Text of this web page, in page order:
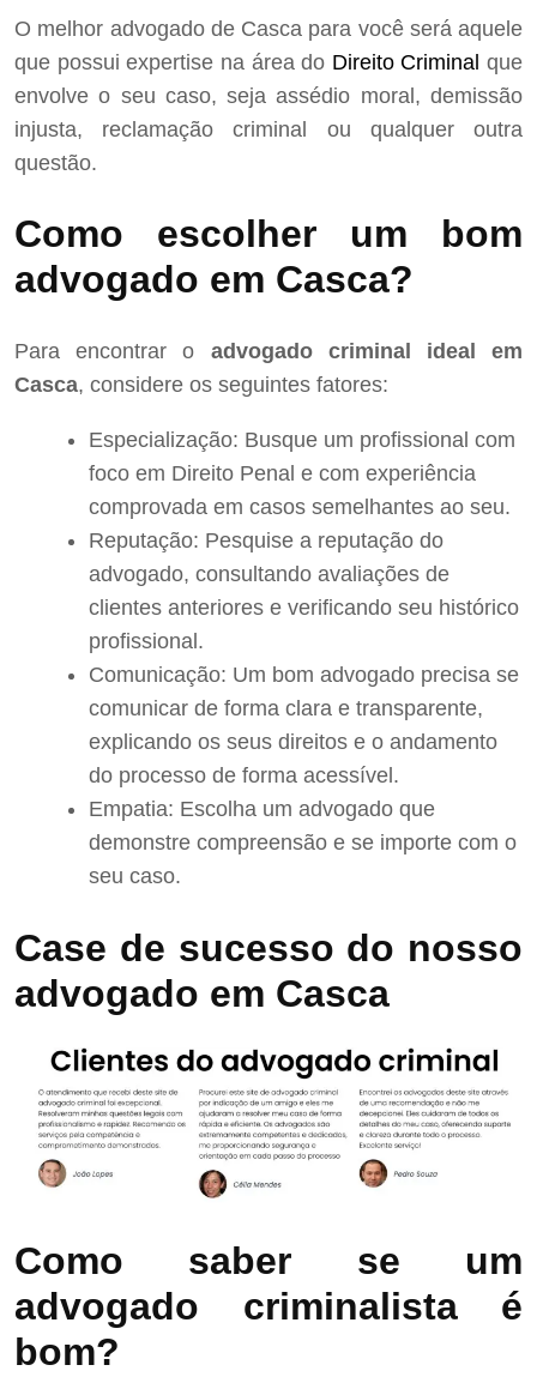
O melhor advogado de Casca para você será aquele
que possui expertise na área do Direito Criminal que
envolve o seu caso, seja assédio moral, demissão
injusta, reclamação criminal ou qualquer outra
questão.
Como escolher um bom
advogado em Casca?
Para encontrar o advogado criminal ideal em
Casca, considere os seguintes fatores:
Especialização: Busque um profissional com
foco em Direito Penal e com experiência
comprovada em casos semelhantes ao seu.
Reputação: Pesquise a reputação do
advogado, consultando avaliações de
clientes anteriores e verificando seu histórico
profissional.
Comunicação: Um bom advogado precisa se
comunicar de forma clara e transparente,
explicando os seus direitos e o andamento
do processo de forma acessível.
Empatia: Escolha um advogado que
demonstre compreensão e se importe com o
seu caso.
Case de sucesso do nosso
advogado em Casca
Como saber se um
advogado criminalista é
bom?